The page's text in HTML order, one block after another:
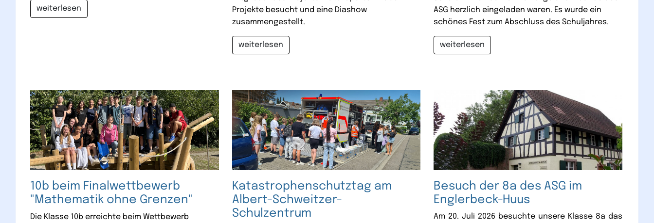
weiterlesen
Projekte besucht und eine Diashow
zusammengestellt.
weiterlesen
ASG herzlich eingeladen waren. Es wurde ein
schönes Fest zum Abschluss des Schuljahres.
weiterlesen
10b beim Finalwettbewerb
"Mathematik ohne Grenzen"
Die Klasse 10b erreichte beim Wettbewerb
Katastrophenschutztag am
Albert-Schweitzer-
Schulzentrum
Besuch der 8a des ASG im
Englerbeck-Huus
Am 20. Juli 2026 besuchte unsere Klasse 8a das